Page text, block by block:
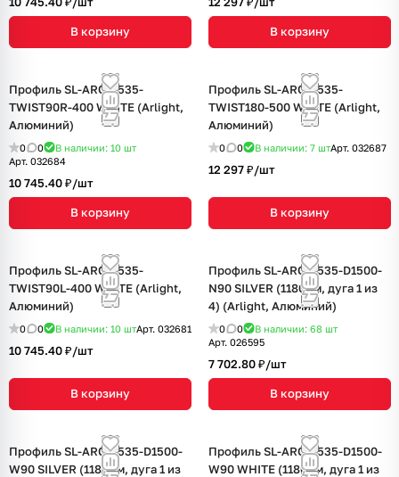
В корзину В корзину
Профиль SL-ARC-3535-
TWIST90R-400 WHITE (Arlight,
Алюминий)
0 0 В наличии: 10 шт
Арт. 032684
10 745.40 ₽/шт
В корзину
Профиль SL-ARC-3535-
TWIST180-500 WHITE (Arlight,
Алюминий)
0 0 В наличии: 7 штАрт. 032687
12 297 ₽/шт
В корзину
Профиль SL-ARC-3535-
TWIST90L-400 WHITE (Arlight,
Алюминий)
0 0 В наличии: 10 штАрт. 032681
10 745.40 ₽/шт
В корзину
Профиль SL-ARC-3535-D1500-
N90 SILVER (1180мм, дуга 1 из
4) (Arlight, Алюминий)
0 0 В наличии: 68 шт
Арт. 026595
7 702.80 ₽/шт
В корзину
Профиль SL-ARC-3535-D1500-
W90 SILVER (1180мм, дуга 1 из
Профиль SL-ARC-3535-D1500-
W90 WHITE (1180мм, дуга 1 из